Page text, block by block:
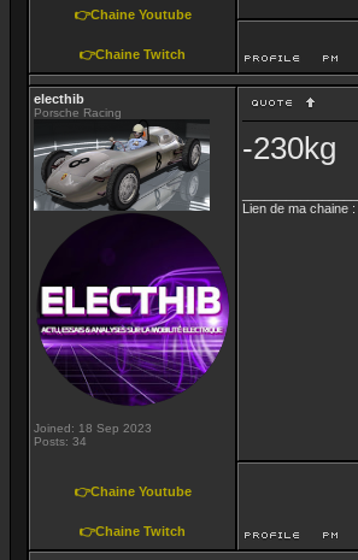
👉Chaine Youtube
👉Chaine Twitch
electhib
Porsche Racing
Joined: 18 Sep 2023
Posts: 34
👉Chaine Youtube
👉Chaine Twitch
-230kg
Lien de ma chaine :